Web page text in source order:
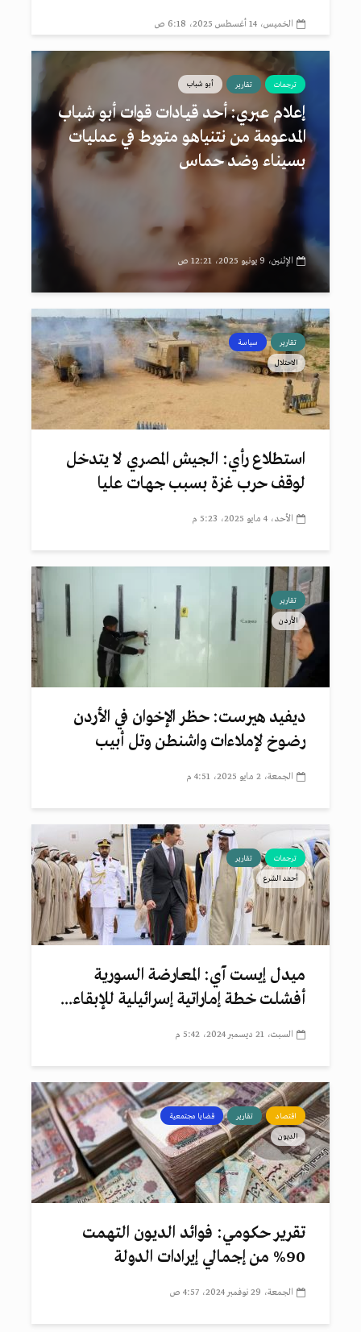
الخميس، 14 أغسطس 2025، 6:18 ص
ترجمات تقارير أبو شباب
إعلام عبري: أحد قيـادات قـوات أبو شباب
المدعومة من نتنياهو متورط في عمليات
بسيناء وضد حماس
الإثنين، 9 يونيو 2025، 12:21 ص
تقارير سياسة
الاحتلال
استطلاع رأي: الجيش المصري لا يتدخل
لوقف حرب غزة بسبب جهات عليا
الأحد، 4 مايو 2025، 5:23 م
تقارير
الأردن
ديفيد هيرست: حظر الإخوان في الأردن
رضوخ لإملاءات واشنطن وتل أبيب
الجمعة، 2 مايو 2025، 4:51 م
ترجمات تقارير
أحمد الشرع
ميدل إيست آي: المعارضة السورية
أفشلت خطة إماراتية إسرائيلية للإبقاء...
السبت، 21 ديسمبر 2024، 5:42 م
اقتصاد تقارير قضايا مجتمعية
الديون
تقرير حكومي: فوائد الديون التهمت
90% من إجمالي إيرادات الدولة
الجمعة، 29 نوفمبر 2024، 4:57 ص